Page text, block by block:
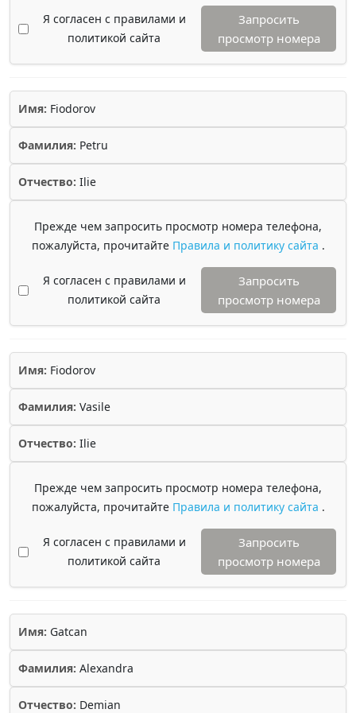
Я согласен с правилами и
политикой сайта
Запросить
просмотр номера
Имя: Fiodorov
Фамилия: Petru
Отчество: Ilie
Прежде чем запросить просмотр номера телефона,
пожалуйста, прочитайте Правила и политику сайта .
Я согласен с правилами и
политикой сайта
Запросить
просмотр номера
Имя: Fiodorov
Фамилия: Vasile
Отчество: Ilie
Прежде чем запросить просмотр номера телефона,
пожалуйста, прочитайте Правила и политику сайта .
Я согласен с правилами и
политикой сайта
Запросить
просмотр номера
Имя: Gatcan
Фамилия: Alexandra
Отчество: Demian